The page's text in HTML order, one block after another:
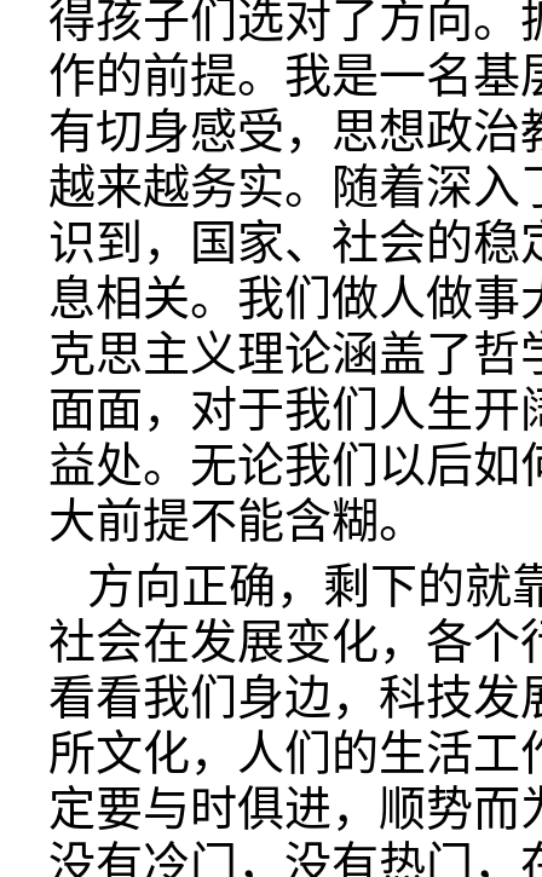
得孩子们选对了方向。
作的前提。我是一名
有切身感受，思想政治
越来越务实。随着深入
识到，国家、社会的
息相关。我们做人做
克思主义理论涵盖了
面面，对于我们人生
益处。无论我们以后
大前提不能含糊。
方向正确，剩下的就
社会在发展变化，各个
看看我们身边，科技发
所文化，人们的生活
定要与时俱进，顺势
没有冷门，没有热门，